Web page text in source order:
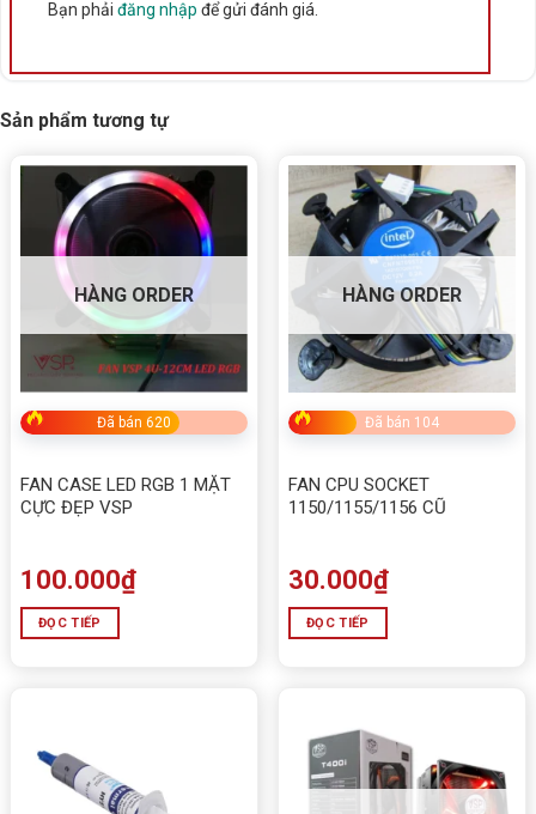
vấn tại Buôn Ma Thuột, Đắk Lắk. Liên hệ ngay để
Bấm 5 sao để ủng hộ shop
Thông số kỹ thuật
Xuất xứ
Bạn phải đăng nhập để gửi đánh giá.
Sản phẩm tương tự
HÀNG ORDER
Đã bán 620
FAN CASE LED RGB 1 MẶT
CỰC ĐẸP VSP
100.000₫
ĐỌC TIẾP
HÀNG ORDER
Đã bán 104
FAN CPU SOCKET
1150/1155/1156 CŨ
30.000₫
ĐỌC TIẾP